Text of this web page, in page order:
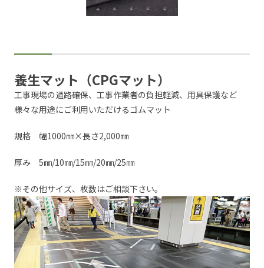
養生マット（CPGマット）
工事現場の通路確保、工事作業者の負担軽減、用具保護など
様々な用途にご利用いただけるゴムマット
規格 幅1000㎜×長さ2,000㎜
厚み 5㎜/10㎜/15㎜/20㎜/25㎜
※その他サイズ、枚数はご相談下さい。